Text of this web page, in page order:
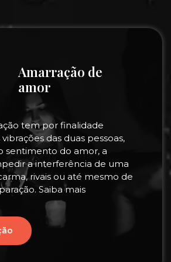
Amarração de
amor
tem por finalidade
das duas pessoas,
sentimento do amor, a
a interferência de uma
rivais ou até mesmo de
Saiba mais